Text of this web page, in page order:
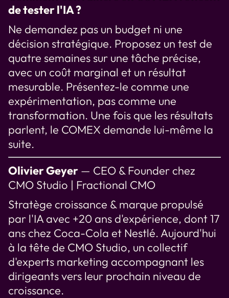
de tester l'IA ?
Ne demandez pas un budget ni une
décision stratégique. Proposez un test de
quatre semaines sur une tâche précise,
avec un coût marginal et un résultat
mesurable. Présentez-le comme une
expérimentation, pas comme une
transformation. Une fois que les résultats
parlent, le COMEX demande lui-même la
suite.
Olivier Geyer — CEO & Founder chez
CMO Studio | Fractional CMO
Stratège croissance & marque propulsé
par l'IA avec +20 ans d'expérience, dont 17
ans chez Coca-Cola et Nestlé. Aujourd'hui
à la tête de CMO Studio, un collectif
d'experts marketing accompagnant les
dirigeants vers leur prochain niveau de
croissance.